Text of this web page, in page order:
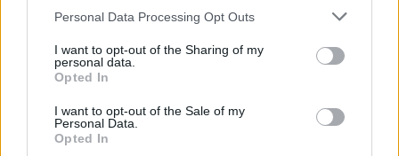
Please note that this website/app uses one or more Google
not limited to your visit or usage behaviour. You may click to
grant or deny consent to Google and its third-party tags to
use your data for below specified purposes in below Google
consent section.
Personal Data Processing Opt Outs
I want to opt-out of the Sharing of my
personal data.
Opted In
I want to opt-out of the Sale of my
Personal Data.
Opted In
Óriási, több mint két méteres harcsát fogott a Tiszán a 13 éves
fiú (VIDEÓVAL)
Hétfőn kezdik, csütörtökön végeznek – lezárás miatt
egyik Jász-Nagykun-Szolnok megyei vasútvonalon